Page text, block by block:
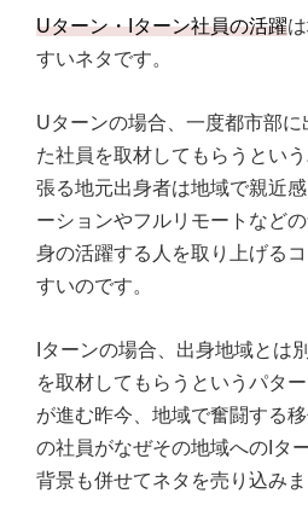
Uターン・Iターン社員の活躍
すいネタです。
Uターンの場合、一度都市部
た社員を取材してもらうとい
張る地元出身者は地域で親近
ーションやフルリモートなど
身の活躍する人を取り上げる
すいのです。
Iターンの場合、出身地域とは
を取材してもらうというパタ
が進む昨今、地域で奮闘する
の社員がなぜその地域へのIタ
背景も併せてネタを売り込みま